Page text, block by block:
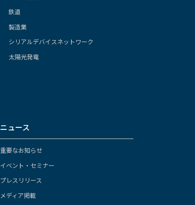
鉄道
製造業
シリアルデバイスネットワーク
太陽光発電
ニュース
重要なお知らせ
イベント・セミナー
プレスリリース
メディア掲載